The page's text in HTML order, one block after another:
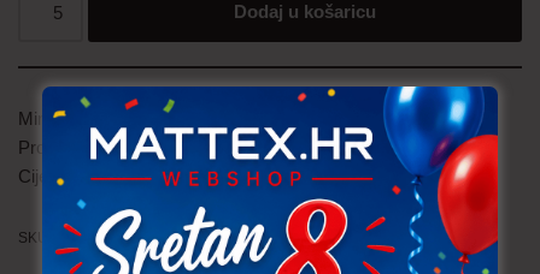
Dodaj u košaricu
Minimalna količina je
Prodaje se po
5
Cijena je po komadu
SKU: GUMB039 (P303)